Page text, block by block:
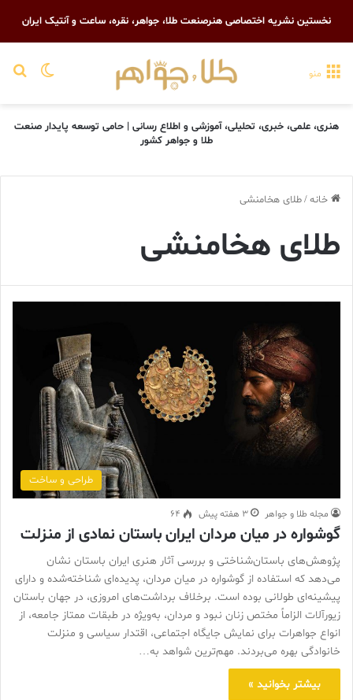
نخستین نشریه اختصاصی هنرصنعت طلا، جواهر، نقره، ساعت و آنتیک ایران
تغییر منو
هنری، علمی، خبری، تحلیلی، آموزشی و اطلاع رسانی | حامی توسعه پایدار صنعت
طلا و جواهر کشور
خانه/طلای هخامنشی
طلای هخامنشی
طراحی و ساخت
مجله طلا و جواهر 3 هفته پیش 64
گوشواره در میان مردان ایران باستان نمادی از منزلت
پژوهش‌های باستان‌شناختی و بررسی آثار هنری ایران باستان نشان
می‌دهد که استفاده از گوشواره در میان مردان، پدیده‌ای شناخته‌شده و دارای
پیشینه‌ای طولانی بوده است. برخلاف برداشت‌های امروزی، در جهان باستان
زیورآلات الزاماً مختص زنان نبود و مردان، به‌ویژه در طبقات ممتاز جامعه، از
انواع جواهرات برای نمایش جایگاه اجتماعی، اقتدار سیاسی و منزلت
خانوادگی بهره می‌بردند. مهم‌ترین شواهد به…
بیشتر بخوانید »